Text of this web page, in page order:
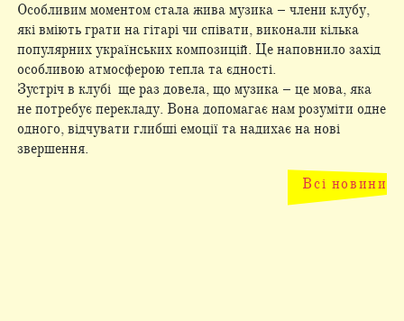
Особливим моментом стала жива музика – члени клубу,
які вміють грати на гітарі чи співати, виконали кілька
популярних українських композицій. Це наповнило захід
особливою атмосферою тепла та єдності.
Зустріч в клубі ще раз довела, що музика – це мова, яка
не потребує перекладу. Вона допомагає нам розуміти одне
одного, відчувати глибші емоції та надихає на нові
звершення.
Всі новини